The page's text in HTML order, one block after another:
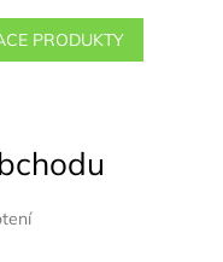
PRODUKTY